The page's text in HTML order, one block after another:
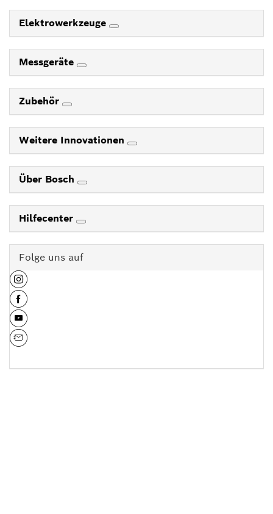
Elektrowerkzeuge
Messgeräte
Zubehör
Weitere Innovationen
Über Bosch
Hilfecenter
Folge uns auf